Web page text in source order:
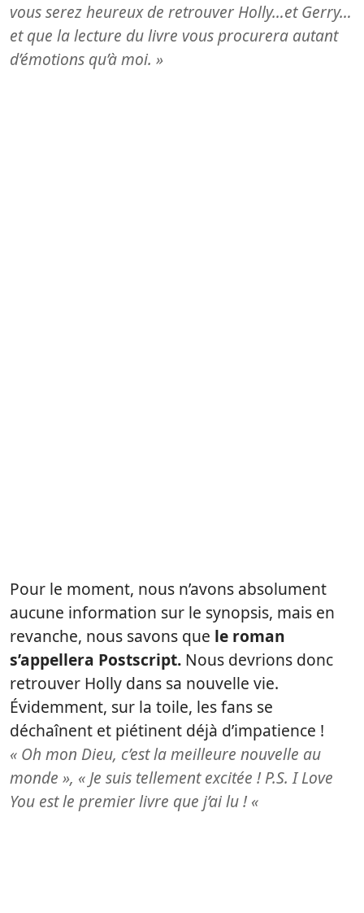
vous serez heureux de retrouver Holly…et Gerry…
et que la lecture du livre vous procurera autant
d’émotions qu’à moi. »
Pour le moment, nous n’avons absolument
aucune information sur le synopsis, mais en
revanche, nous savons que le roman
s’appellera Postscript. Nous devrions donc
retrouver Holly dans sa nouvelle vie.
Évidemment, sur la toile, les fans se
déchaînent et piétinent déjà d’impatience !
« Oh mon Dieu, c’est la meilleure nouvelle au
monde », « Je suis tellement excitée ! P.S. I Love
You est le premier livre que j’ai lu ! «